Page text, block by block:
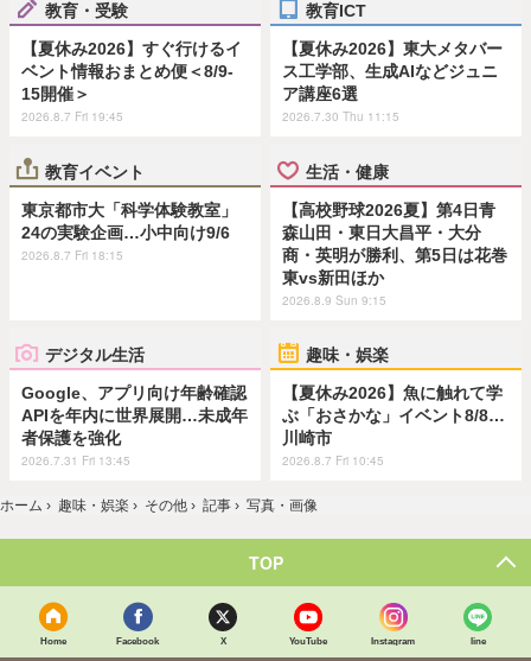
教育・受験
【夏休み2026】すぐ行けるイ
ベント情報おまとめ便＜8/9-
15開催＞
2026.8.7 Fri 19:45
教育ICT
【夏休み2026】東大メタバー
ス工学部、生成AIなどジュニ
ア講座6選
2026.7.30 Thu 11:15
教育イベント
東京都市大「科学体験教室」
24の実験企画…小中向け9/6
2026.8.7 Fri 18:15
生活・健康
【高校野球2026夏】第4日青
森山田・東日大昌平・大分
商・英明が勝利、第5日は花巻
東vs新田ほか
2026.8.9 Sun 9:15
デジタル生活
Google、アプリ向け年齢確認
APIを年内に世界展開…未成年
者保護を強化
2026.7.31 Fri 13:45
趣味・娯楽
【夏休み2026】魚に触れて学
ぶ「おさかな」イベント8/8…
川崎市
2026.8.7 Fri 10:45
ホーム › 趣味・娯楽 › その他 › 記事 › 写真・画像
TOP
Home Facebook X YouTube Instagram line